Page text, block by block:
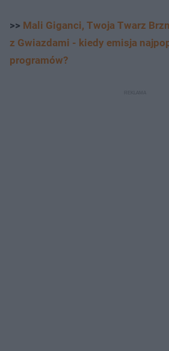
>> Mali Giganci, Twoja Twarz
z Gwiazdami - kiedy emisja
programów?